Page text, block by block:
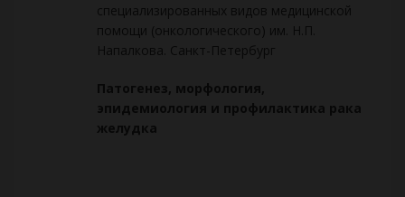
специализированных видов медицинской
помощи (онкологического) им. Н.П.
Напалкова. Санкт-Петербург
Патогенез, морфология,
эпидемиология и профилактика рака
желудка